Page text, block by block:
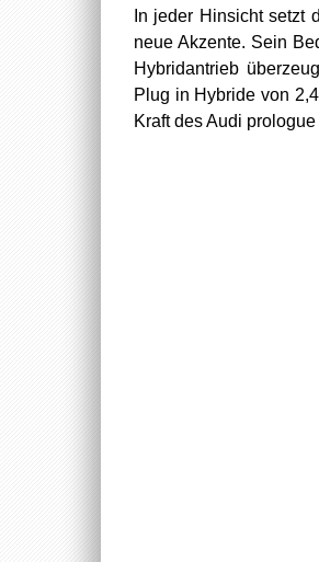
In jeder Hinsicht setzt
neue Akzente. Sein
Hybridantrieb
Plug in Hybride von
Kraft des Audi